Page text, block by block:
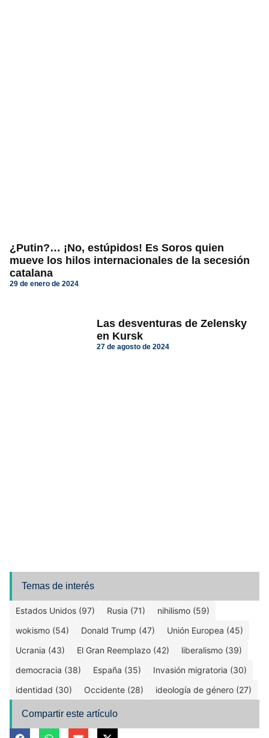
¿Putin?… ¡No, estúpidos! Es Soros quien
mueve los hilos internacionales de la secesión
catalana
29 de enero de 2024
Las desventuras de Zelensky
en Kursk
27 de agosto de 2024
Temas de interés
Estados Unidos (97) Rusia (71)
nihilismo (59)
wokismo (54)
Donald Trump (47)
Unión Europea (45)
Ucrania (43)
El Gran Reemplazo (42)
liberalismo (39)
democracia (38)
España (35)
Invasión migratoria (30)
identidad (30)
Occidente (28) ideología de género (27)
Compartir este artículo